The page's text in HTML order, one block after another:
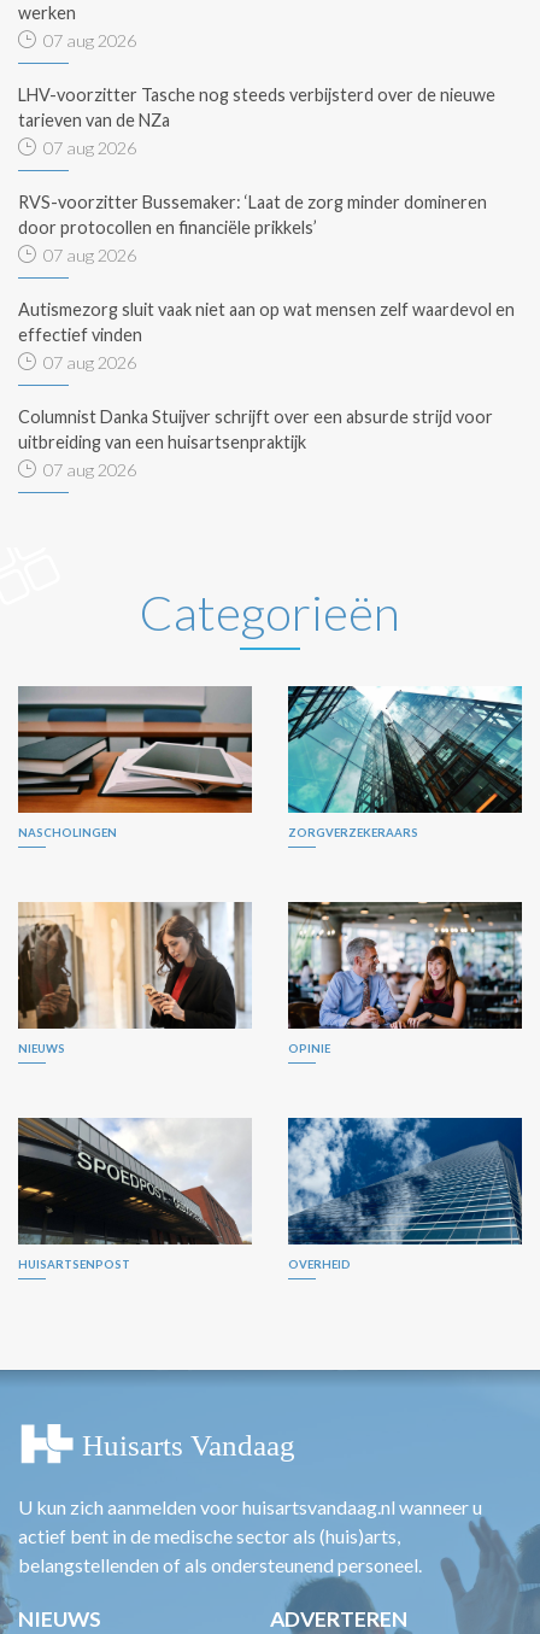
werken
07 aug 2026
LHV-voorzitter Tasche nog steeds verbijsterd over de nieuwe
tarieven van de NZa
07 aug 2026
RVS-voorzitter Bussemaker: ‘Laat de zorg minder domineren
door protocollen en financiële prikkels’
07 aug 2026
Autismezorg sluit vaak niet aan op wat mensen zelf waardevol en
effectief vinden
07 aug 2026
Columnist Danka Stuijver schrijft over een absurde strijd voor
uitbreiding van een huisartsenpraktijk
07 aug 2026
Categorieën
NASCHOLINGEN ZORGVERZEKERAARS
NIEUWS OPINIE
HUISARTSENPOST OVERHEID
U kun zich aanmelden voor huisartsvandaag.nl wanneer u
actief bent in de medische sector als (huis)arts,
belangstellenden of als ondersteunend personeel.
NIEUWS ADVERTEREN